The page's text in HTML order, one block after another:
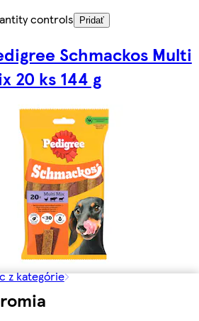
controls
Pridať
Schmackos Multi
20 ks 144 g
z kategórie